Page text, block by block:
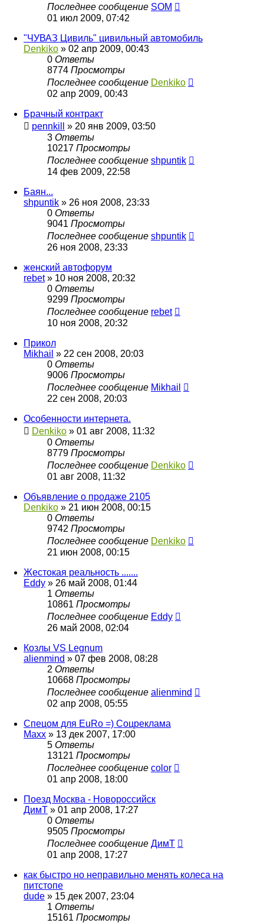
Последнее сообщение SOM
01 июл 2009, 07:42
"ЧУВАЗ Цивиль" цивильный автомобиль
Denkiko » 02 апр 2009, 00:43
0 Ответы
8774 Просмотры
Последнее сообщение Denkiko
02 апр 2009, 00:43
Брачный контракт
pennkill
» 20 янв 2009, 03:50
3 Ответы
10217 Просмотры
Последнее сообщение shpuntik
14 фев 2009, 22:58
Баян...
shpuntik » 26 ноя 2008, 23:33
0 Ответы
9041 Просмотры
Последнее сообщение shpuntik
26 ноя 2008, 23:33
женский автофорум
rebet» 10 ноя 2008, 20:32
0 Ответы
9299 Просмотры
Последнее сообщение rebet
10 ноя 2008, 20:32
Прикол
Mikhail » 22 сен 2008, 20:03
0 Ответы
9006 Просмотры
Последнее сообщение Mikhail
22 сен 2008, 20:03
Особенности интернета.
Denkiko » 01 авг 2008, 11:32
0 Ответы
8779 Просмотры
Последнее сообщение Denkiko
01 авг 2008, 11:32
Объявление о продаже 2105
Denkiko » 21 июн 2008, 00:15
0 Ответы
9742 Просмотры
Последнее сообщение Denkiko
21 июн 2008, 00:15
Жестокая реальность .......
Eddy » 26 май 2008, 01:44
1 Ответы
10861 Просмотры
Последнее сообщение Eddy
26 май 2008, 02:04
Козлы VS Legnum
alienmind » 07 фев 2008, 08:28
2 Ответы
10668 Просмотры
Последнее сообщение alienmind
02 апр 2008, 05:55
Спецом для EuRo =) Соцреклама
Maxx » 13 дек 2007, 17:00
5 Ответы
13121 Просмотры
Последнее сообщение color
01 апр 2008, 18:00
Поезд Москва - Новороссийск
ДимТ » 01 апр 2008, 17:27
0 Ответы
9505 Просмотры
Последнее сообщение ДимТ
01 апр 2008, 17:27
как быстро но неправильно менять колеса на
питстопе
dude » 15 дек 2007, 23:04
1 Ответы
15161 Просмотры